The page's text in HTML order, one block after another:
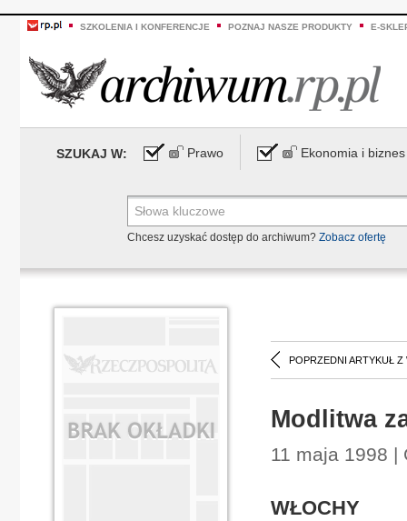
SZKOLENIA I KONFERENCJE POZNAJ NASZE PRODUKTY E-
SZUKAJ W: Prawo Ekonomia i biznes
Chcesz uzyskać dostęp do archiwum? Zobacz ofertę
POPRZEDNI ARTYKUŁ Z
Modlitwa
11 maja 1998 |
WŁOCHY